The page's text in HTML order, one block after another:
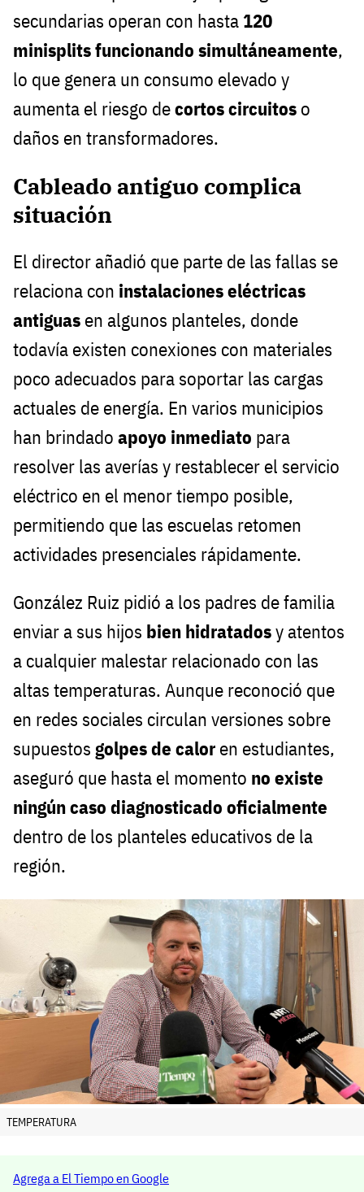
secundarias operan con hasta 120
minisplits funcionando simultáneamente,
lo que genera un consumo elevado y
aumenta el riesgo decortos circuitos o
daños en transformadores.
Cableado antiguo complica
situación
El director añadió que parte de las fallas se
relaciona con instalaciones eléctricas
antiguas en algunos planteles, donde
todavía existen conexiones con materiales
poco adecuados para soportar las cargas
actuales de energía. En varios municipios
han brindado apoyo inmediato para
resolver las averías y restablecer el servicio
eléctrico en el menor tiempo posible,
permitiendo que las escuelas retomen
actividades presenciales rápidamente.
González Ruiz pidió a los padres de familia
enviar a sus hijos bien hidratadosy atentos
a cualquier malestar relacionado con las
altas temperaturas. Aunque reconoció que
en redes sociales circulan versiones sobre
supuestos golpes de calor en estudiantes,
aseguró que hasta el momento no existe
ningún caso diagnosticado oficialmente
dentro de los planteles educativos de la
región.
TEMPERATURA
Agrega a El Tiempo en Google